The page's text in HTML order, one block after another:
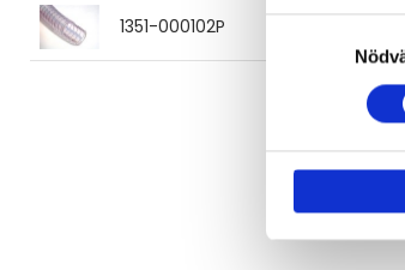
1351-000102P